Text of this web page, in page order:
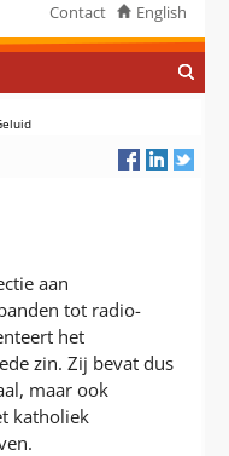
Contact English
aan
tot radio-
het
zin. Zij bevat dus
maar ook
katholiek